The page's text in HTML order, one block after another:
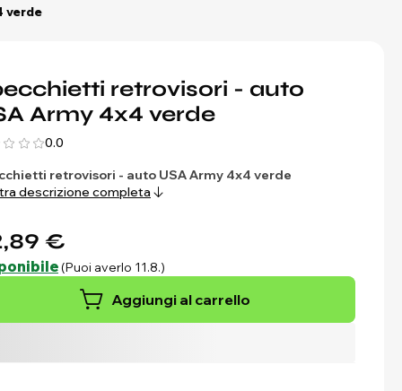
verde
retrovisori - auto
Army 4x4 verde
0.0
retrovisori - auto USA Army 4x4 verde
descrizione completa
€
(Puoi averlo 11.8.)
Aggiungi al carrello